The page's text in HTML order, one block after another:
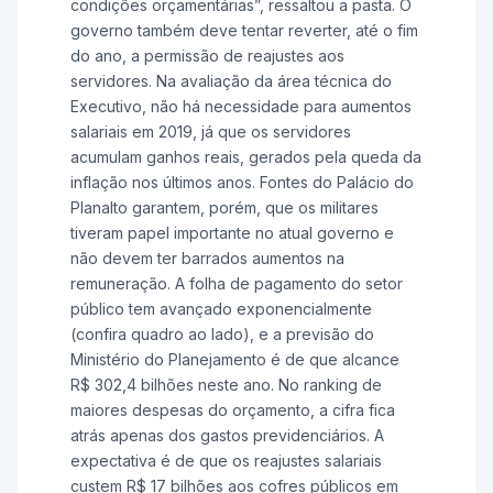
condições orçamentárias”, ressaltou a pasta. O
governo também deve tentar reverter, até o fim
do ano, a permissão de reajustes aos
servidores. Na avaliação da área técnica do
Executivo, não há necessidade para aumentos
salariais em 2019, já que os servidores
acumulam ganhos reais, gerados pela queda da
inflação nos últimos anos. Fontes do Palácio do
Planalto garantem, porém, que os militares
tiveram papel importante no atual governo e
não devem ter barrados aumentos na
remuneração. A folha de pagamento do setor
público tem avançado exponencialmente
(confira quadro ao lado), e a previsão do
Ministério do Planejamento é de que alcance
R$ 302,4 bilhões neste ano. No ranking de
maiores despesas do orçamento, a cifra fica
atrás apenas dos gastos previdenciários. A
expectativa é de que os reajustes salariais
custem R$ 17 bilhões aos cofres públicos em